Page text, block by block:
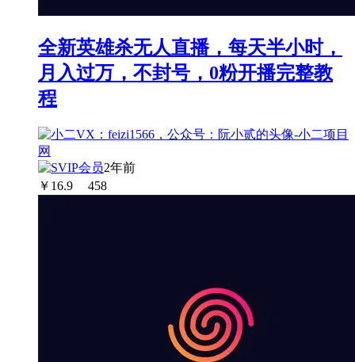
全新英雄杀无人直播，每天半小时，
月入过万，不封号，0粉开播完整教
程
2年前
￥ 16.9 458